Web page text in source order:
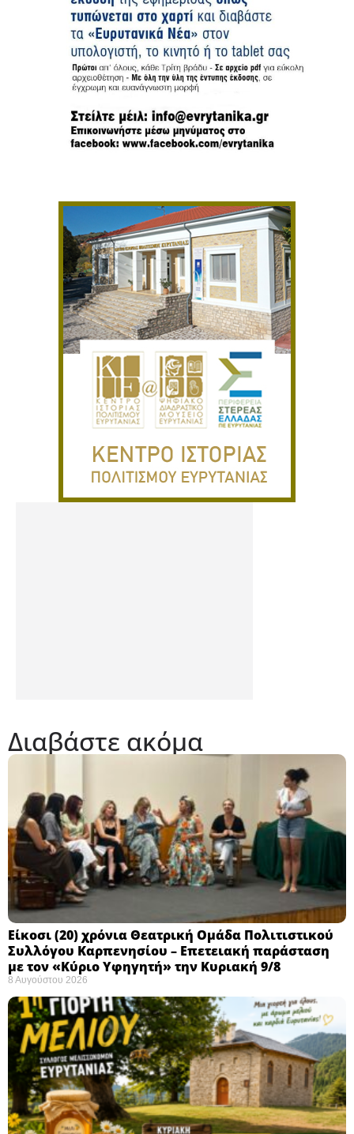
Διαβάστε ακόμα
Eίκοσι (20) χρόνια Θεατρική Ομάδα Πολιτιστικού
Συλλόγου Καρπενησίου – Επετειακή παράσταση
με τον «Κύριο Υφηγητή» την Κυριακή 9/8
8 Αυγούστου 2026